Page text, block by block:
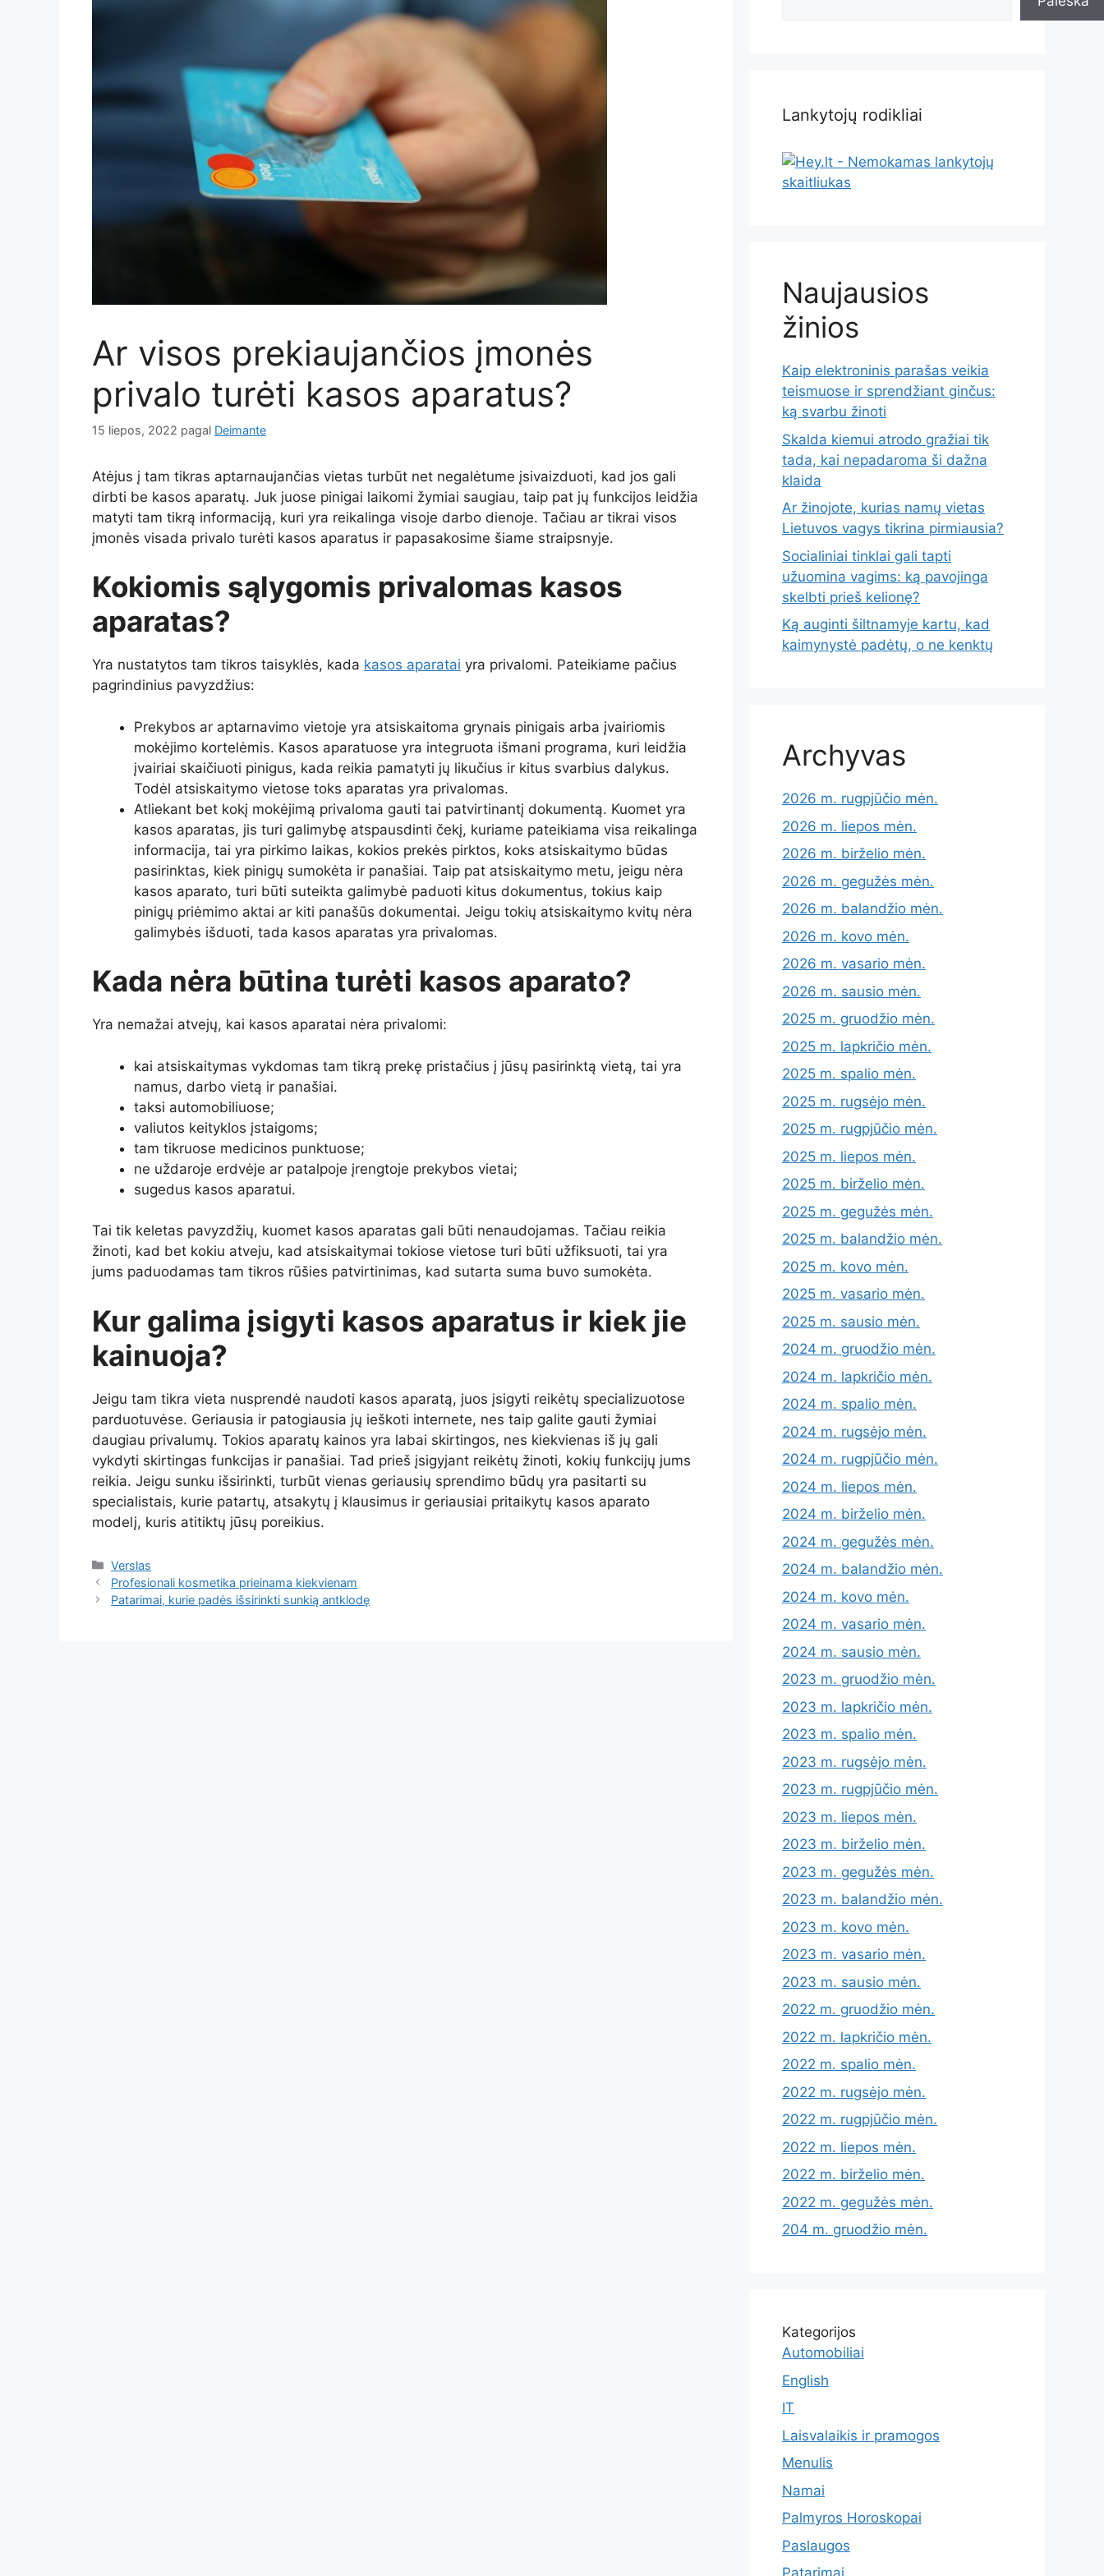
Ar visos prekiaujančios įmonės
privalo turėti kasos aparatus?
15 liepos, 2022 pagal Deimante
Atėjus į tam tikras aptarnaujančias vietas turbūt net negalėtume įsivaizduoti, kad jos gali
dirbti be kasos aparatų. Juk juose pinigai laikomi žymiai saugiau, taip pat jų funkcijos leidžia
matyti tam tikrą informaciją, kuri yra reikalinga visoje darbo dienoje. Tačiau ar tikrai visos
įmonės visada privalo turėti kasos aparatus ir papasakosime šiame straipsnyje.
Kokiomis sąlygomis privalomas kasos
aparatas?
Yra nustatytos tam tikros taisyklės, kada kasos aparatai yra privalomi. Pateikiame pačius
pagrindinius pavyzdžius:
Prekybos ar aptarnavimo vietoje yra atsiskaitoma grynais pinigais arba įvairiomis
mokėjimo kortelėmis. Kasos aparatuose yra integruota išmani programa, kuri leidžia
įvairiai skaičiuoti pinigus, kada reikia pamatyti jų likučius ir kitus svarbius dalykus.
Todėl atsiskaitymo vietose toks aparatas yra privalomas.
Atliekant bet kokį mokėjimą privaloma gauti tai patvirtinantį dokumentą. Kuomet yra
kasos aparatas, jis turi galimybę atspausdinti čekį, kuriame pateikiama visa reikalinga
informacija, tai yra pirkimo laikas, kokios prekės pirktos, koks atsiskaitymo būdas
pasirinktas, kiek pinigų sumokėta ir panašiai. Taip pat atsiskaitymo metu, jeigu nėra
kasos aparato, turi būti suteikta galimybė paduoti kitus dokumentus, tokius kaip
pinigų priėmimo aktai ar kiti panašūs dokumentai. Jeigu tokių atsiskaitymo kvitų nėra
galimybės išduoti, tada kasos aparatas yra privalomas.
Kada nėra būtina turėti kasos aparato?
Yra nemažai atvejų, kai kasos aparatai nėra privalomi:
kai atsiskaitymas vykdomas tam tikrą prekę pristačius į jūsų pasirinktą vietą, tai yra
namus, darbo vietą ir panašiai.
taksi automobiliuose;
valiutos keityklos įstaigoms;
tam tikruose medicinos punktuose;
ne uždaroje erdvėje ar patalpoje įrengtoje prekybos vietai;
sugedus kasos aparatui.
Tai tik keletas pavyzdžių, kuomet kasos aparatas gali būti nenaudojamas. Tačiau reikia
žinoti, kad bet kokiu atveju, kad atsiskaitymai tokiose vietose turi būti užfiksuoti, tai yra
jums paduodamas tam tikros rūšies patvirtinimas, kad sutarta suma buvo sumokėta.
Kur galima įsigyti kasos aparatus ir kiek jie
kainuoja?
Jeigu tam tikra vieta nusprendė naudoti kasos aparatą, juos įsigyti reikėtų specializuotose
parduotuvėse. Geriausia ir patogiausia jų ieškoti internete, nes taip galite gauti žymiai
daugiau privalumų. Tokios aparatų kainos yra labai skirtingos, nes kiekvienas iš jų gali
vykdyti skirtingas funkcijas ir panašiai. Tad prieš įsigyjant reikėtų žinoti, kokių funkcijų jums
reikia. Jeigu sunku išsirinkti, turbūt vienas geriausių sprendimo būdų yra pasitarti su
specialistais, kurie patartų, atsakytų į klausimus ir geriausiai pritaikytų kasos aparato
modelį, kuris atitiktų jūsų poreikius.
Kategorijos
Verslas
Profesionali kosmetika prieinama kiekvienam
Patarimai, kurie padės išsirinkti sunkią antklodę
Lankytojų rodikliai
Naujausios
žinios
Kaip elektroninis parašas veikia
teismuose ir sprendžiant ginčus:
ką svarbu žinoti
Skalda kiemui atrodo gražiai tik
tada, kai nepadaroma ši dažna
klaida
Ar žinojote, kurias namų vietas
Lietuvos vagys tikrina pirmiausia?
Socialiniai tinklai gali tapti
užuomina vagims: ką pavojinga
skelbti prieš kelionę?
Ką auginti šiltnamyje kartu, kad
kaimynystė padėtų, o ne kenktų
Archyvas
2026 m. rugpjūčio mėn.
2026 m. liepos mėn.
2026 m. birželio mėn.
2026 m. gegužės mėn.
2026 m. balandžio mėn.
2026 m. kovo mėn.
2026 m. vasario mėn.
2026 m. sausio mėn.
2025 m. gruodžio mėn.
2025 m. lapkričio mėn.
2025 m. spalio mėn.
2025 m. rugsėjo mėn.
2025 m. rugpjūčio mėn.
2025 m. liepos mėn.
2025 m. birželio mėn.
2025 m. gegužės mėn.
2025 m. balandžio mėn.
2025 m. kovo mėn.
2025 m. vasario mėn.
2025 m. sausio mėn.
2024 m. gruodžio mėn.
2024 m. lapkričio mėn.
2024 m. spalio mėn.
2024 m. rugsėjo mėn.
2024 m. rugpjūčio mėn.
2024 m. liepos mėn.
2024 m. birželio mėn.
2024 m. gegužės mėn.
2024 m. balandžio mėn.
2024 m. kovo mėn.
2024 m. vasario mėn.
2024 m. sausio mėn.
2023 m. gruodžio mėn.
2023 m. lapkričio mėn.
2023 m. spalio mėn.
2023 m. rugsėjo mėn.
2023 m. rugpjūčio mėn.
2023 m. liepos mėn.
2023 m. birželio mėn.
2023 m. gegužės mėn.
2023 m. balandžio mėn.
2023 m. kovo mėn.
2023 m. vasario mėn.
2023 m. sausio mėn.
2022 m. gruodžio mėn.
2022 m. lapkričio mėn.
2022 m. spalio mėn.
2022 m. rugsėjo mėn.
2022 m. rugpjūčio mėn.
2022 m. liepos mėn.
2022 m. birželio mėn.
2022 m. gegužės mėn.
204 m. gruodžio mėn.
Kategorijos
Automobiliai
English
IT
Laisvalaikis ir pramogos
Menulis
Namai
Palmyros Horoskopai
Paslaugos